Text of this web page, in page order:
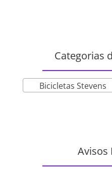
Categorias
Bicicletas Stevens
Avisos